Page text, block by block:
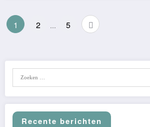
Berichten
1 2 … 5
Recente berichten